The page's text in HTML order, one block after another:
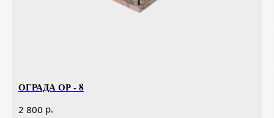
ОГРАДА ОР - 8
2 800 р.